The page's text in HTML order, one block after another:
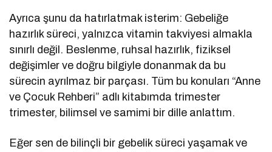
Ayrıca şunu da hatırlatmak isterim: Gebeliğe
hazırlık süreci, yalnızca vitamin takviyesi almakla
sınırlı değil. Beslenme, ruhsal hazırlık, fiziksel
değişimler ve doğru bilgiyle donanmak da bu
sürecin ayrılmaz bir parçası. Tüm bu konuları “Anne
ve Çocuk Rehberi” adlı kitabımda trimester
trimester, bilimsel ve samimi bir dille anlattım.
Eğer sen de bilinçli bir gebelik süreci yaşamak ve